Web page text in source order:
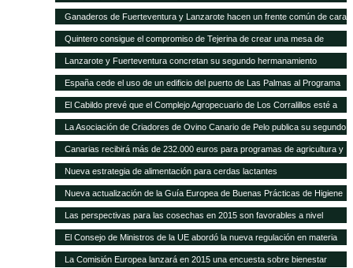
2014-2020
Ganaderos de Fuerteventura y Lanzarote hacen un frente común de cara
a la modificación del POSEI-2016
Quintero consigue el compromiso de Tejerina de crear una mesa de
trabajo para analizar la ficha adicional del POSEI
Lanzarote y Fuerteventura concretan su segundo hermanamiento
ganadero
España cede el uso de un edificio del puerto de Las Palmas al Programa
Mundial de Alimentos
El Cabildo prevé que el Complejo Agropecuario de Los Corralillos esté a
pleno rendimiento en un año
La Asociación de Criadores de Ovino Canario de Pelo publica su segundo
Catálogo de Sementales
Canarias recibirá más de 232.000 euros para programas de agricultura y
ganadería
Nueva estrategia de alimentación para cerdas lactantes
Nueva actualización de la Guía Europea de Buenas Prácticas de Higiene
para cereales y oleaginosas
Las perspectivas para las cosechas en 2015 son favorables a nivel
mundial, pero persisten puntos críticos de inseguridad alimentaria
El Consejo de Ministros de la UE abordó la nueva regulación en materia
de sanidad animal
La Comisión Europea lanzará en 2015 una encuesta sobre bienestar